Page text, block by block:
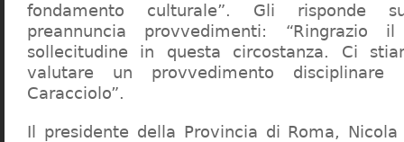
fondamento culturale”. Gli risponde
preannuncia provvedimenti:
sollecitudine in questa circostanza. Ci
valutare un provvedimento
Caracciolo”.
Il presidente della Provincia di Roma,